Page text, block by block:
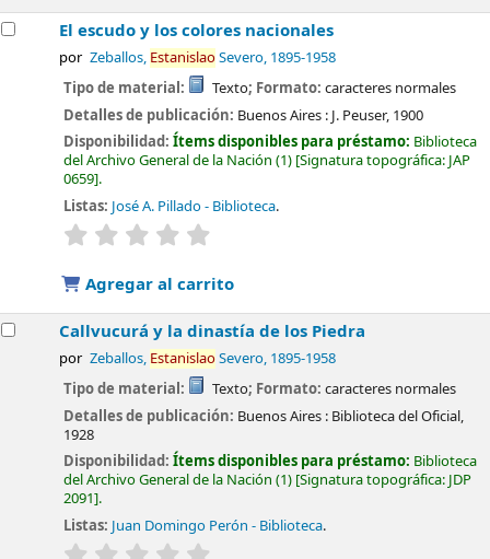
El escudo y los colores nacionales
por Zeballos, EstanislaoSevero, 1895-1958
Tipo de material: Texto; Formato: caracteres normales
Detalles de publicación: Buenos Aires : J. Peuser, 1900
Disponibilidad:Ítems disponibles para préstamo: Biblioteca
del Archivo General de la Nación (1) Signatura topográfica: JAP
0659 .
Listas: José A. Pillado - Biblioteca.
valoración
Agregar al carrito
Callvucurá y la dinastía de los Piedra
por Zeballos, EstanislaoSevero, 1895-1958
Tipo de material: Texto; Formato: caracteres normales
Detalles de publicación: Buenos Aires : Biblioteca del Oficial,
1928
Disponibilidad:Ítems disponibles para préstamo: Biblioteca
del Archivo General de la Nación (1) Signatura topográfica: JDP
2091 .
Listas: Juan Domingo Perón - Biblioteca.
valoración